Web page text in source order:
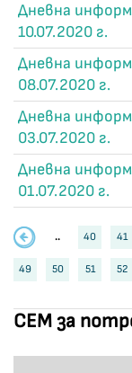
СЕМ за
Дневна
10.07.2020 г.
Дневна
08.07.2020 г.
Дневна
03.07.2020 г.
Дневна
01.07.2020 г.
.. 40 41
49 50 51 52